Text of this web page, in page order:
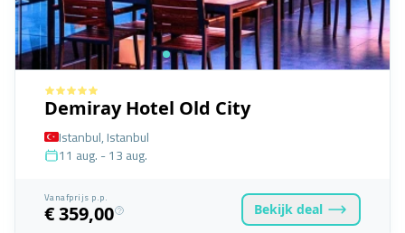
Demiray Hotel Old City
Istanbul, Istanbul
11 aug. - 13 aug.
Vanafprijs p.p.
€ 359,00 Bekijk deal